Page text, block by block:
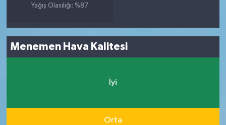
Yağış Olasılığı: %87
Menemen Hava Kalitesi
İyi
Orta